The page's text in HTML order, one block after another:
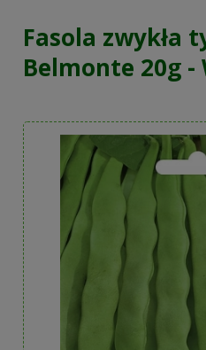
Fasola zwykła
Belmonte 20g -